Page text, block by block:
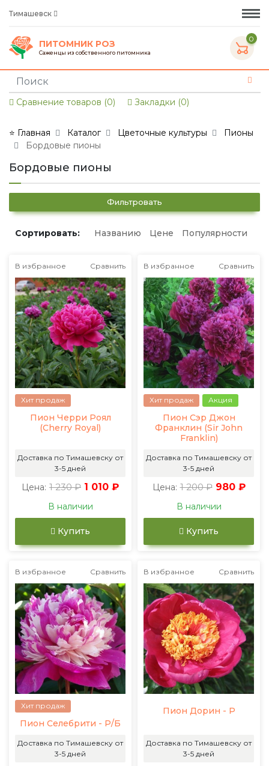
Тимашевск
ПИТОМНИК РОЗ
Саженцы из собственного питомника
0
Сравнение товаров (0) Закладки (0)
⭐ Главная Каталог Цветочные культуры
Пионы
Бордовые пионы
Бордовые пионы
Фильтровать
Сортировать: Названию Цене Популярности
В избранное Сравнить
Хит продаж
Пион Черри Роял
(Cherry Royal)
Доставка по Тимашевску от
3-5 дней
Цена: 1 230 ₽ 1 010 ₽
В наличии
Купить
В избранное Сравнить
Хит продаж Акция
Пион Сэр Джон
Франклин (Sir John
Franklin)
Доставка по Тимашевску от
3-5 дней
Цена: 1 200 ₽ 980 ₽
В наличии
Купить
В избранное Сравнить
Хит продаж
Пион Селебрити - Р/Б
Доставка по Тимашевску от
3-5 дней
В избранное Сравнить
Пион Дорин - Р
Доставка по Тимашевску от
3-5 дней